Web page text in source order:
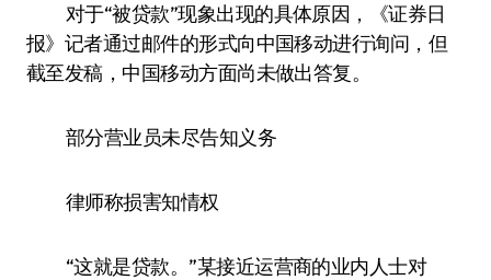
对于“被贷款”现象出现的具体原因，《证券日
报》记者通过邮件的形式向中国移动进行询问，但
截至发稿，中国移动方面尚未做出答复。
部分营业员未尽告知义务
律师称损害知情权
“这就是贷款。”某接近运营商的业内人士对